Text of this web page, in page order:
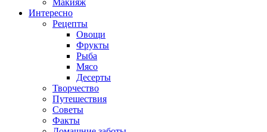
Макияж
Интересно
Рецепты
Овощи
Фрукты
Рыба
Мясо
Десерты
Творчество
Путешествия
Советы
Факты